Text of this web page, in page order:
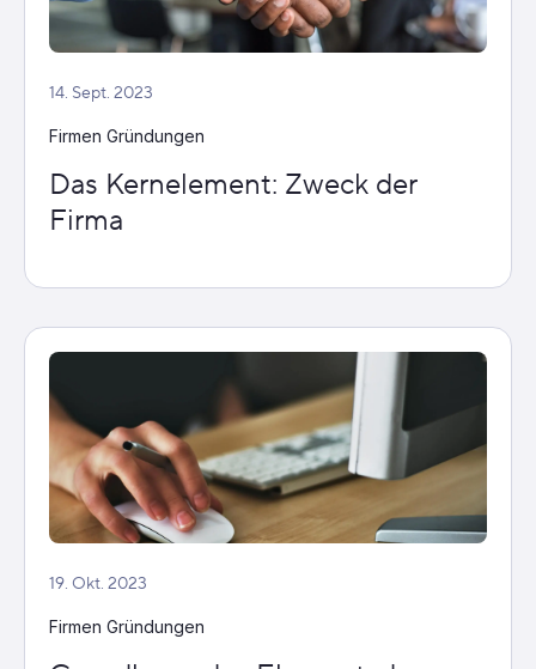
14. Sept. 2023
Firmen Gründungen
Das Kernelement: Zweck der
Firma
19. Okt. 2023
Firmen Gründungen